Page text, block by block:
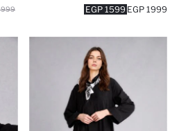
1599 EGP 1999 EGP
999 EGP